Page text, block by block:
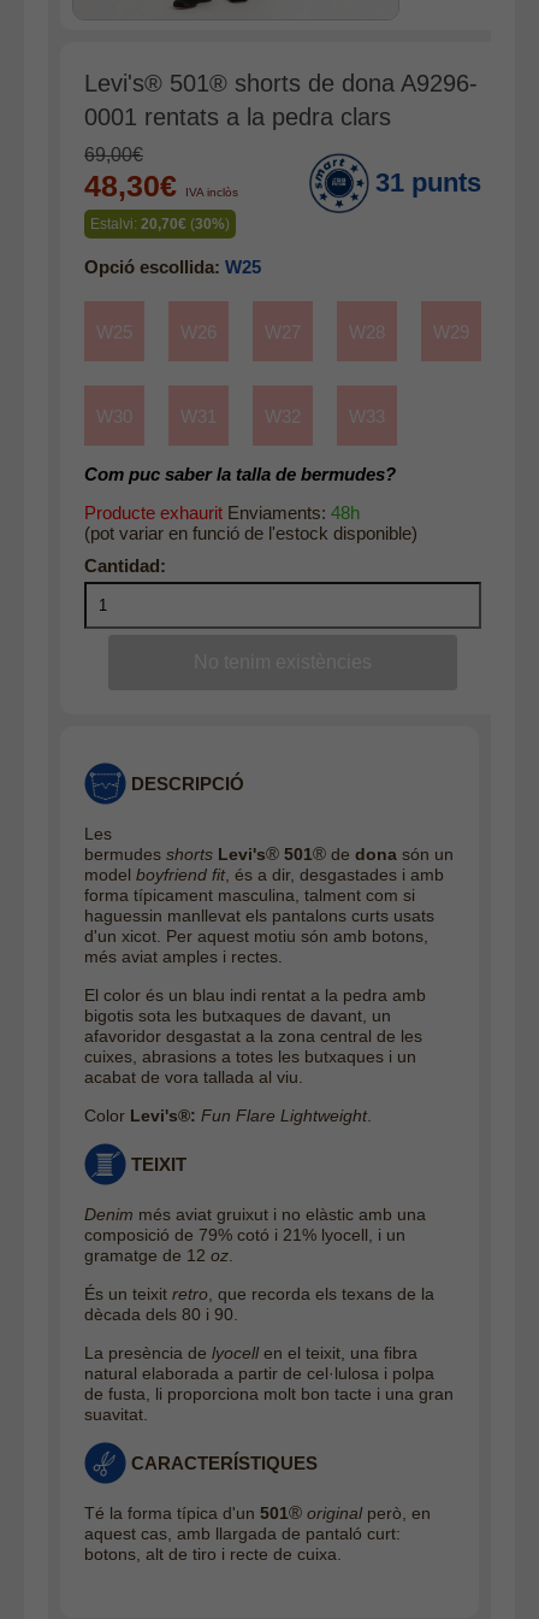
Gavardina estiu home
Gavardina hivern home
Mitjons
Roba interior
Levi's® 501® shorts de dona A9296-
0001 rentats a la pedra clars
69,00€
48,30€ IVA inclòs
Estalvi: 20,70€ (30%)
31 punts
Opció escollida: W25
W25 W26 W27 W28 W29
W30 W31 W32 W33
Com puc saber la talla de bermudes?
Producte exhaurit Enviaments: 48h
(pot variar en funció de l'estock disponible)
DESCRIPCIÓ
Les
bermudes shorts Levi's® 501® de dona són un
model boyfriend fit, és a dir, desgastades i amb
forma típicament masculina, talment com si
haguessin manllevat els pantalons curts usats
d'un xicot. Per aquest motiu són amb botons,
més aviat amples i rectes.
El color és un blau indi rentat a la pedra amb
bigotis sota les butxaques de davant, un
afavoridor desgastat a la zona central de les
cuixes, abrasions a totes les butxaques i un
acabat de vora tallada al viu.
Color Levi's®: Fun Flare Lightweight.
TEIXIT
Denim més aviat gruixut i no elàstic amb una
composició de 79% cotó i 21% lyocell, i un
gramatge de 12 oz
És un teixit retro , que recorda els texans de la
dècada dels 80 i 90.
La presència de lyocellen el teixit, una fibra
natural elaborada a partir de cel·lulosa i polpa
de fusta, li proporciona molt bon tacte i una gran
suavitat.
CARACTERÍSTIQUES
Té la forma típica d'un 501® originalperò, en
aquest cas, amb llargada de pantaló curt:
botons, alt de tiro i recte de cuixa.